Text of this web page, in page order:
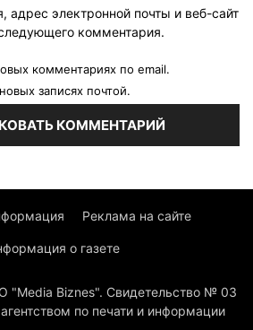
адрес электронной почты и веб-сайт
комментария.
комментариях по email.
записях почтой.
Реклама на сайте
о газете
"Media Biznes". Свидетельство № 03
по печати и информации